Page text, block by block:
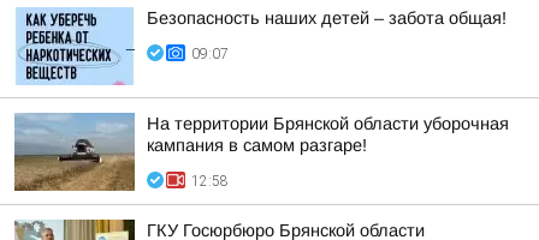
Безопасность наших детей – забота общая!
09:07
На территории Брянской области уборочная
кампания в самом разгаре!
12:58
ГКУ Госюрбюро Брянской области